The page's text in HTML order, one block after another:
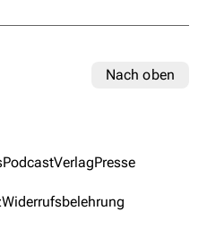
Nach oben
PodcastVerlagPresse
Widerrufsbelehrung